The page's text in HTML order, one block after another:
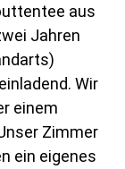
aus
Jahren
Wir
einem
Zimmer
ein eigenes